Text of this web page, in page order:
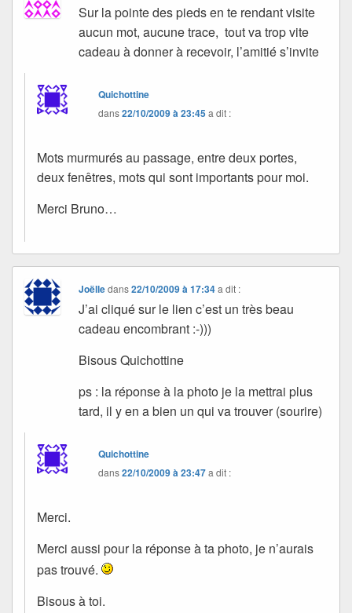
Sur la pointe des pieds en te rendant visite
aucun mot, aucune trace, tout va trop vite
cadeau à donner à recevoir, l’amitié s’invite
Quichottine
dans22/10/2009 à 23:45a dit :
Mots murmurés au passage, entre deux portes,
deux fenêtres, mots qui sont importants pour moi.
Merci Bruno…
Joëlledans22/10/2009 à 17:34 a dit :
J’ai cliqué sur le lien c’est un très beau
cadeau encombrant :-)))
Bisous Quichottine
ps : la réponse à la photo je la mettrai plus
tard, il y en a bien un qui va trouver (sourire)
Quichottine
dans22/10/2009 à 23:47a dit :
Merci.
Merci aussi pour la réponse à ta photo, je n’aurais
pas trouvé.
Bisous à toi.